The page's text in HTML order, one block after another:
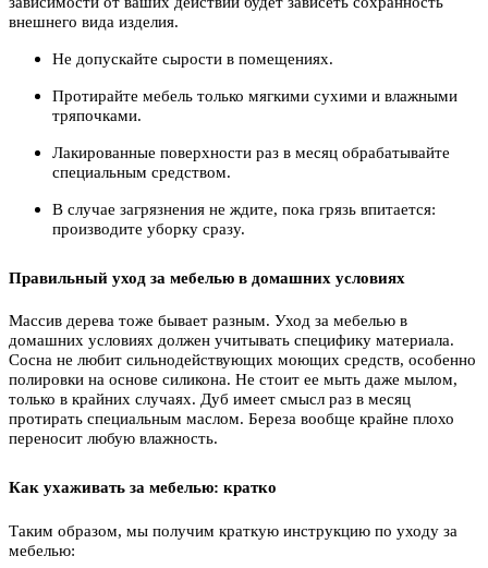
внешнего вида изделия.
Не допускайте сырости в помещениях.
Протирайте мебель только мягкими сухими и влажными
тряпочками.
Лакированные поверхности раз в месяц обрабатывайте
специальным средством.
В случае загрязнения не ждите, пока грязь впитается:
производите уборку сразу.
Правильный уход за мебелью в домашних условиях
Массив дерева тоже бывает разным. Уход за мебелью в
домашних условиях должен учитывать специфику материала.
Сосна не любит сильнодействующих моющих средств, особенно
полировки на основе силикона. Не стоит ее мыть даже мылом,
только в крайних случаях. Дуб имеет смысл раз в месяц
протирать специальным маслом. Береза вообще крайне плохо
переносит любую влажность.
Как ухаживать за мебелью: кратко
Таким образом, мы получим краткую инструкцию по уходу за
мебелью: